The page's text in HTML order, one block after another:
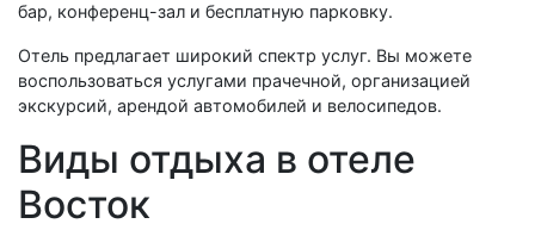
бар, конференц-зал и бесплатную парковку.
Отель предлагает широкий спектр услуг. Вы можете
воспользоваться услугами прачечной, организацией
экскурсий, арендой автомобилей и велосипедов.
Виды отдыха в отеле
Восток